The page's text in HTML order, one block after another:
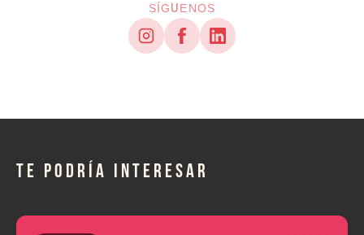
SÍGUENOS
TE PODRÍA INTERESAR